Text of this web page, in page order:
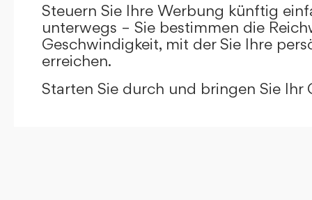
Steuern Sie Ihre Werbung künftig
unterwegs – Sie bestimmen die
Geschwindigkeit, mit der Sie Ihre
erreichen.
Starten Sie durch und bringen Sie Ihr